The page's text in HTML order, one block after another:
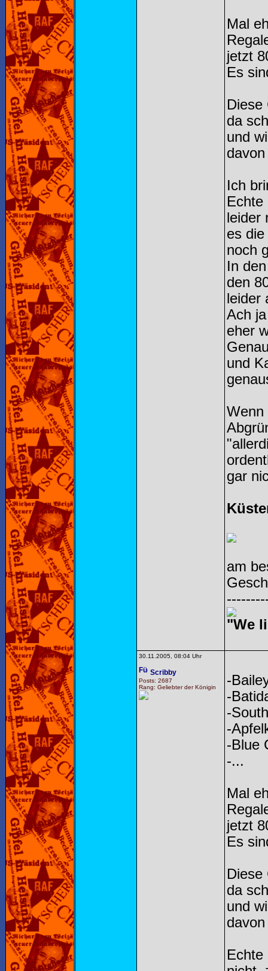
Mal
jetzt
Es
Diese
da
und
Ich
Echte
leider
es
noch
In
den
leider
Ach
eher
und
Wenn
gar
am
"We
30.11.2005, 08:04 Uhr
Scribby
Posts: 2687
Rang: Geliebter der Königin
-
-
-
-
-Blue
-...
Mal
jetzt
Es
Diese
da
und
Echte